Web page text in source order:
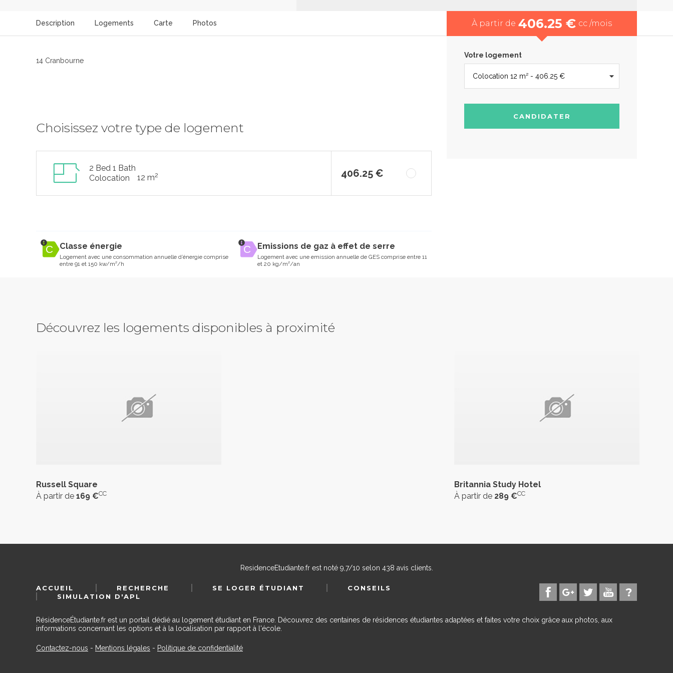
Description Logements Carte Photos
14 Cranbourne
Choisissez votre type de logement
2 Bed 1 Bath
Colocation
12 m2 406.25 €
Classe énergie
Logement avec une consommation annuelle d’énergie comprise
entre 91 et 150 kw/m²/h
Emissions de gaz à effet de serre
Logement avec une emission annuelle de GES comprise entre 11
et 20 kg/m²/an
À partir de 406.25 € cc /mois
Votre logement
CANDIDATER
Découvrez les logements disponibles à proximité
Russell Square
À partir de 169 €CC
Britannia Study Hotel
À partir de 289 €CC
ResidenceEtudiante.frest noté 9,7/10 selon 438 avis clients.
ACCUEIL RECHERCHE SE LOGER ÉTUDIANT
CONSEILS
SIMULATION D'APL
RésidenceÉtudiante.fr est un portail dédié au logement étudiant en France. Découvrez des centaines de résidences étudiantes adaptées et faites votre choix grâce aux photos, aux
informations concernant les options et à la localisation par rapport à l'école.
Contactez-nous - Mentions légales - Politique de confidentialité